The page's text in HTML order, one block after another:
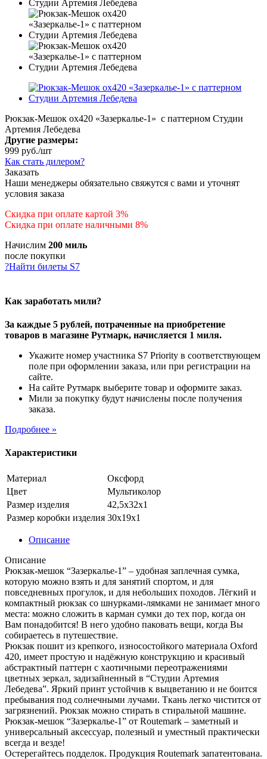
Рюкзак-Мешок ox420 «Зазеркалье-1» с паттерном Студии
Артемия Лебедева
Другие размеры:
999 руб./шт
Как стать дилером?
Заказать
Наши менеджеры обязательно свяжутся с вами и уточнят
условия заказа
Скидка при оплате картой 3%
Скидка при оплате наличными 8%
Начислим 200 миль
после покупки
?Найти билеты S7
Как заработать мили?
За каждые 5 рублей, потраченные на приобретение
товаров в магазине Рутмарк, начисляется 1 миля.
Укажите номер участника S7 Priority в соответствующем
поле при оформлении заказа, или при регистрации на
сайте.
На сайте Рутмарк выберите товар и оформите заказ.
Мили за покупку будут начислены после получения
заказа.
Подробнее »
Характеристики
Материал
Оксфорд
Цвет
Мультиколор
Размер изделия
42,5х32х1
Размер коробки изделия 30х19х1
Описание
Описание
Рюкзак-мешок “Зазеркалье-1” – удобная заплечная сумка,
которую можно взять и для занятий спортом, и для
повседневных прогулок, и для небольших походов. Лёгкий и
компактный рюкзак со шнурками-лямками не занимает много
места: можно сложить в карман сумки до тех пор, когда он
Вам понадобится! В него удобно паковать вещи, когда Вы
собираетесь в путешествие.
Рюкзак пошит из крепкого, износостойкого материала Oxford
420, имеет простую и надёжную конструкцию и красивый
абстрактный паттерн с хаотичными переотражениями
цветных зеркал, задизайненный в “Студии Артемия
Лебедева”. Яркий принт устойчив к выцветанию и не боится
пребывания под солнечными лучами. Ткань легко чистится от
загрязнений. Рюкзак можно стирать в стиральной машине.
Рюкзак-мешок “Зазеркалье-1” от Routemark – заметный и
универсальный аксессуар, полезный и уместный практически
всегда и везде!
Остерегайтесь подделок. Продукция Routemark запатентована.